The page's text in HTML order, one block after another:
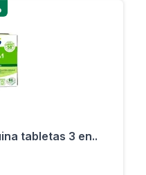
tabletas 3 en..